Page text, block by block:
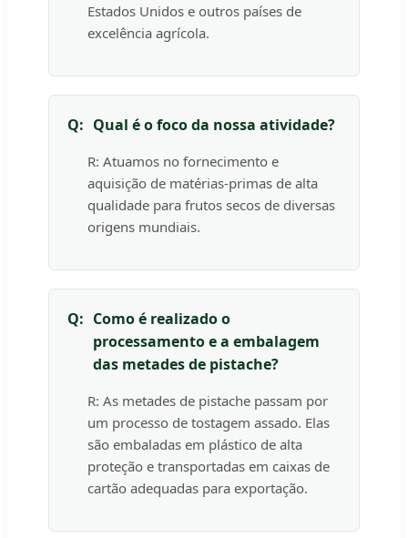
Estados Unidos e outros países de
excelência agrícola.
Q: Qual é o foco da nossa atividade?
R: Atuamos no fornecimento e
aquisição de matérias-primas de alta
qualidade para frutos secos de diversas
origens mundiais.
Q: Como é realizado o
processamento e a embalagem
das metades de pistache?
R: As metades de pistache passam por
um processo de tostagem assado. Elas
são embaladas em plástico de alta
proteção e transportadas em caixas de
cartão adequadas para exportação.